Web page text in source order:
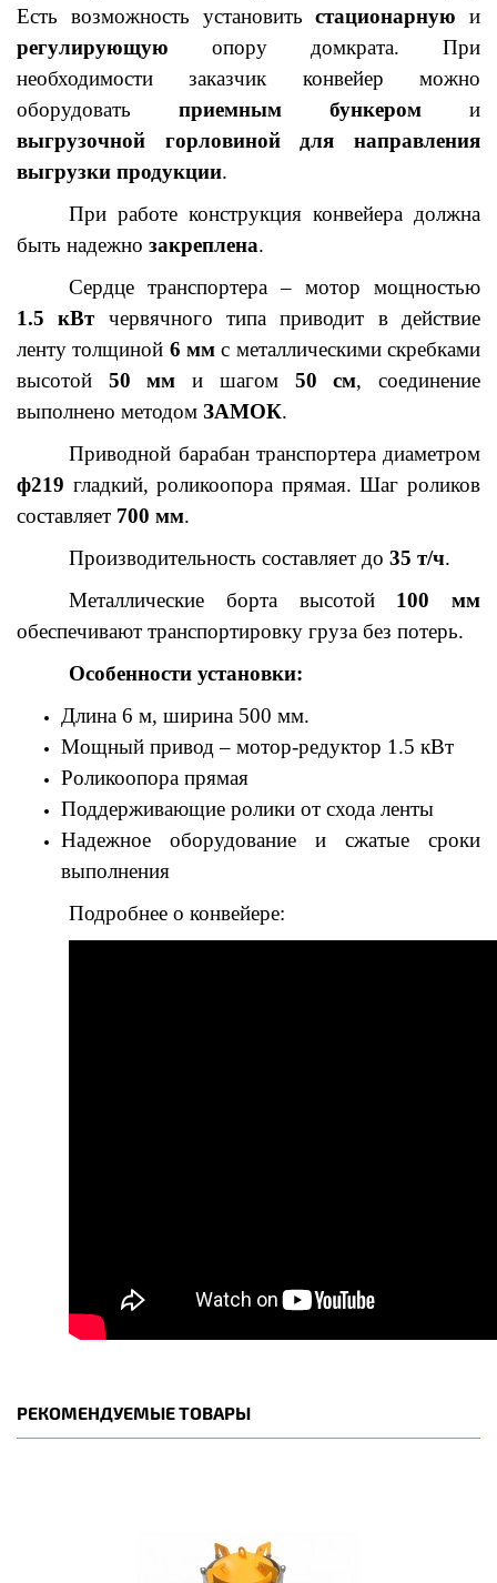
Есть возможность установитьстационарную и
регулирующую опору домкрата. При
необходимости заказчик конвейер можно
оборудовать приемным бункером и
выгрузочной горловиной для направления
выгрузки продукции.
При работе конструкция конвейера должна
быть надежно закреплена.
Сердце транспортера – мотор мощностью
1.5 кВтчервячного типа приводит в действие
ленту толщиной 6 мм с металлическими скребками
высотой 50 мм и шагом 50 см, соединение
выполнено методом ЗАМОК.
Приводной барабан транспортера диаметром
ф219 гладкий, роликоопора прямая. Шаг роликов
составляет 700 мм.
Производительность составляет до35 т/ч.
Металлические борта высотой 100 мм
обеспечивают транспортировку груза без потерь.
Особенности установки:
Длина 6 м, ширина 500 мм.
Мощный привод – мотор-редуктор 1.5 кВт
Роликоопора прямая
Поддерживающие ролики от схода ленты
Надежное оборудование и сжатые сроки
выполнения
Подробнее о конвейере:
РЕКОМЕНДУЕМЫЕ ТОВАРЫ